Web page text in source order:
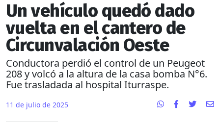
Un vehículo quedó dado
vuelta en el cantero de
Circunvalación Oeste
Conductora perdió el control de un Peugeot
208 y volcó a la altura de la casa bomba N°6.
Fue trasladada al hospital Iturraspe.
11 de julio de 2025